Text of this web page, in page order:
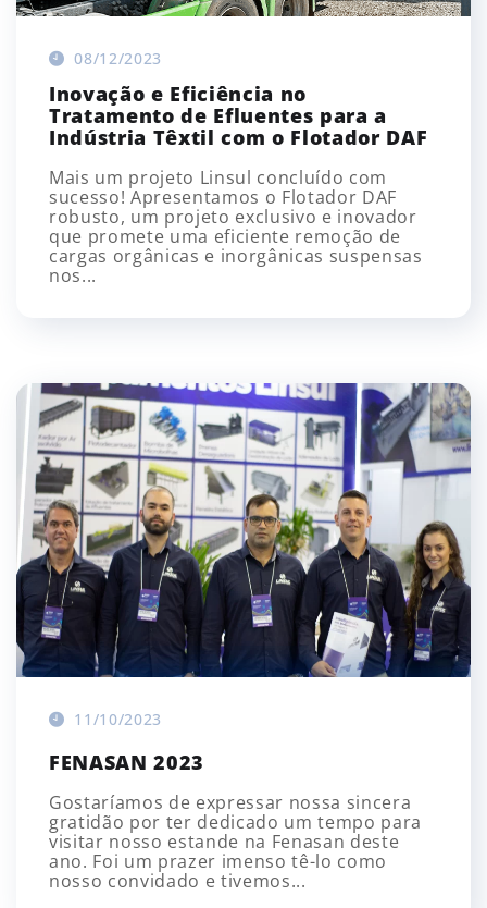
08/12/2023
Inovação e Eficiência no
Tratamento de Efluentes para a
Indústria Têxtil com o Flotador DAF
Mais um projeto Linsul concluído com
sucesso! Apresentamos o Flotador DAF
robusto, um projeto exclusivo e inovador
que promete uma eficiente remoção de
cargas orgânicas e inorgânicas suspensas
nos...
11/10/2023
FENASAN 2023
Gostaríamos de expressar nossa sincera
gratidão por ter dedicado um tempo para
visitar nosso estande na Fenasan deste
ano. Foi um prazer imenso tê-lo como
nosso convidado e tivemos...